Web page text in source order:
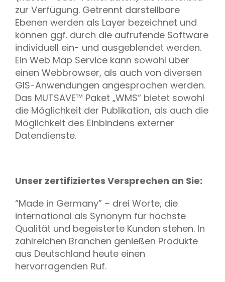
zur Verfügung. Getrennt darstellbare
Ebenen werden als Layer bezeichnet und
können ggf. durch die aufrufende Software
individuell ein- und ausgeblendet werden.
Ein Web Map Service kann sowohl über
einen Webbrowser, als auch von diversen
GIS-Anwendungen angesprochen werden.
Das MUTSAVE™ Paket „WMS“ bietet sowohl
die Möglichkeit der Publikation, als auch die
Möglichkeit des Einbindens externer
Datendienste.
Unser zertifiziertes Versprechen an Sie:
“Made in Germany” – drei Worte, die
international als Synonym für höchste
Qualität und begeisterte Kunden stehen. In
zahlreichen Branchen genießen Produkte
aus Deutschland heute einen
hervorragenden Ruf.